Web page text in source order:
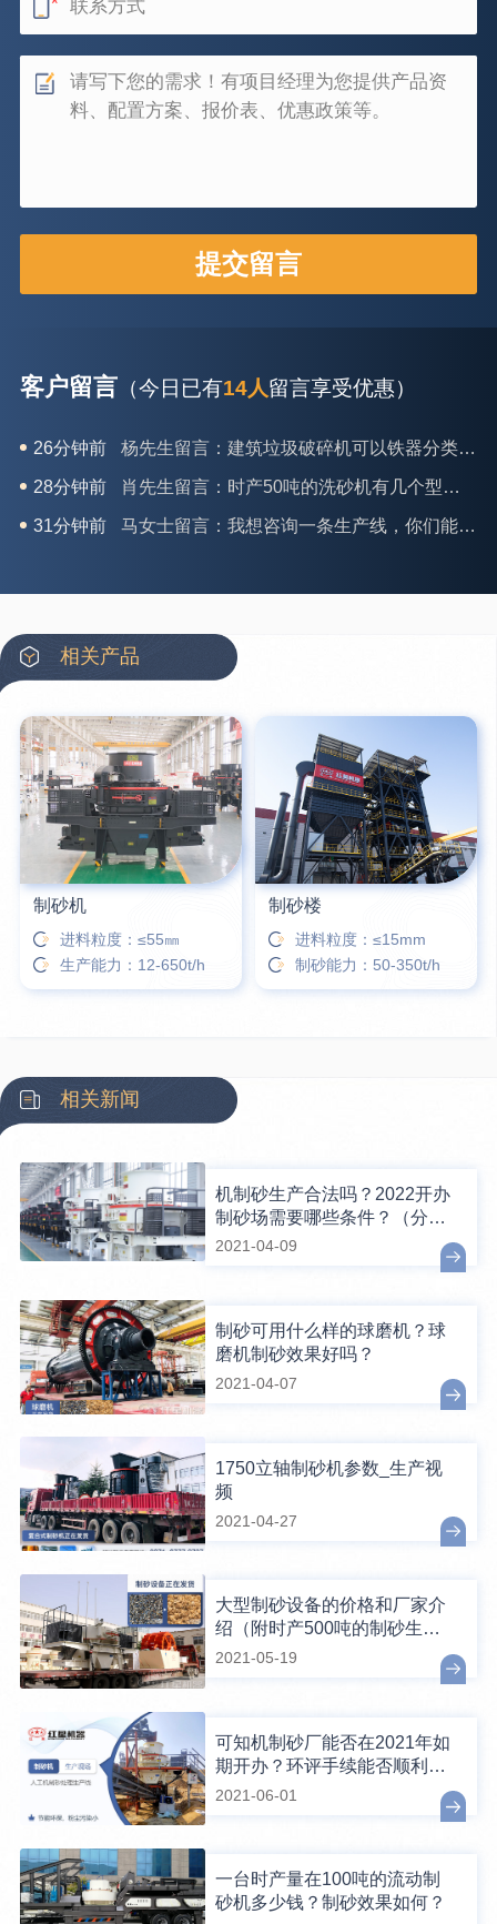
客户留言 （今日已有14人留言享受优惠）
28分钟前 肖先生留言：时产50吨的洗砂机有几个型号？
31分钟前 马女士留言：我想咨询一条生产线，你们能做吗？
35分钟前 龚先生留言：处理河石、花岗岩的500*750颚破机什么价位？
3分钟前 王先生留言：水泥厂熟料能破碎吗？推荐用什么机器？
12分钟前 宋先生留言：50吨左右的制砂机大概什么价位？
16分钟前 柳先生留言：洗石英砂全套设备有哪些？
相关产品
制砂机
进料粒度：≤55㎜
生产能力：12-650t/h
制砂楼
进料粒度：≤15mm
制砂能力：50-350t/h
相关新闻
机制砂生产合法吗？2022开办
制砂场需要哪些条件？（分享
盘点）
2021-04-09
制砂可用什么样的球磨机？球
磨机制砂效果好吗？
2021-04-07
1750立轴制砂机参数_生产视
频
2021-04-27
大型制砂设备的价格和厂家介
绍（附时产500吨的制砂生产
线案例）
2021-05-19
可知机制砂厂能否在2021年如
期开办？环评手续能否顺利通
过？
2021-06-01
一台时产量在100吨的流动制
砂机多少钱？制砂效果如何？